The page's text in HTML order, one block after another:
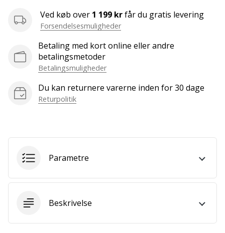
du
en
eller
diskussionsforum?
dem
tjene.
del…
Vis alle
Ved køb over 1 199 krfår du gratis levering
Forsendelsesmuligheder
Betaling med kort online eller andre
betalingsmetoder
Betalingsmuligheder
Du kan returnere varerne inden for 30 dage
Returpolitik
Parametre
Beskrivelse